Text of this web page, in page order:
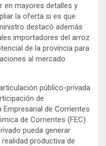
en mayores detalles y
la oferta si es que
destacó además
importadores del arroz
de la provincia para
al mercado
público-privada
de
de Corrientes
de Corrientes (FEC).
pueda generar
productiva de